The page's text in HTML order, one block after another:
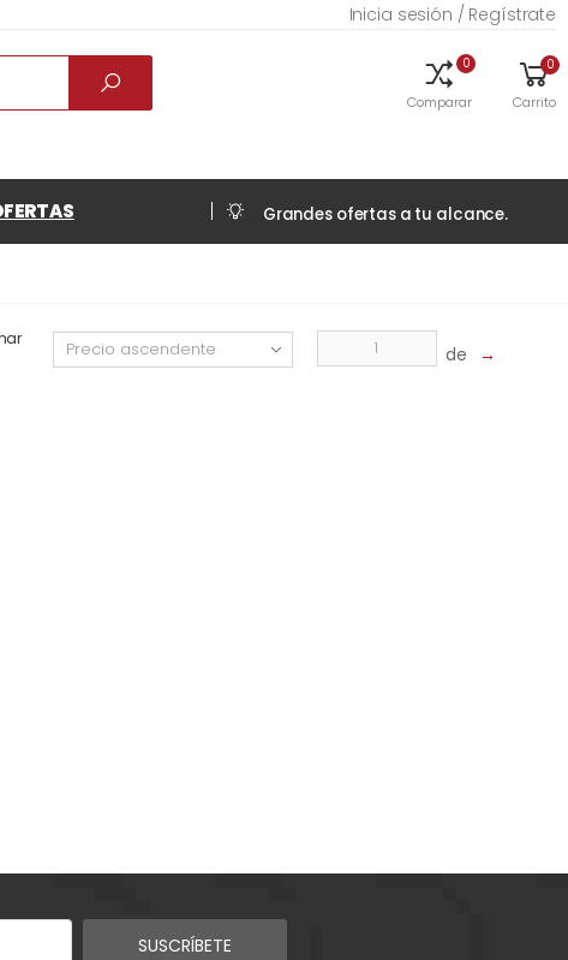
Inicia sesión / Regístrate
0
Comparar
0
Carrito
Grandes ofertas a tu alcance.
de →
SUSCRÍBETE